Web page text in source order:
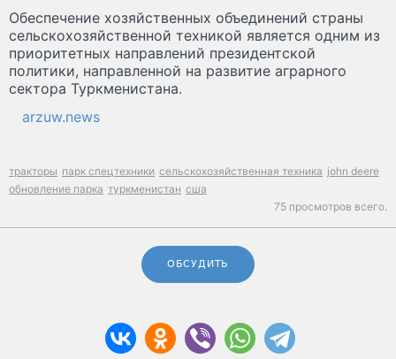
Обеспечение хозяйственных объединений страны
сельскохозяйственной техникой является одним из
приоритетных направлений президентской
политики, направленной на развитие аграрного
сектора Туркменистана.
arzuw.news
тракторы парк спецтехники сельскохозяйственная техника john deere
обновление парка туркменистан сша
75 просмотров всего.
ОБСУДИТЬ